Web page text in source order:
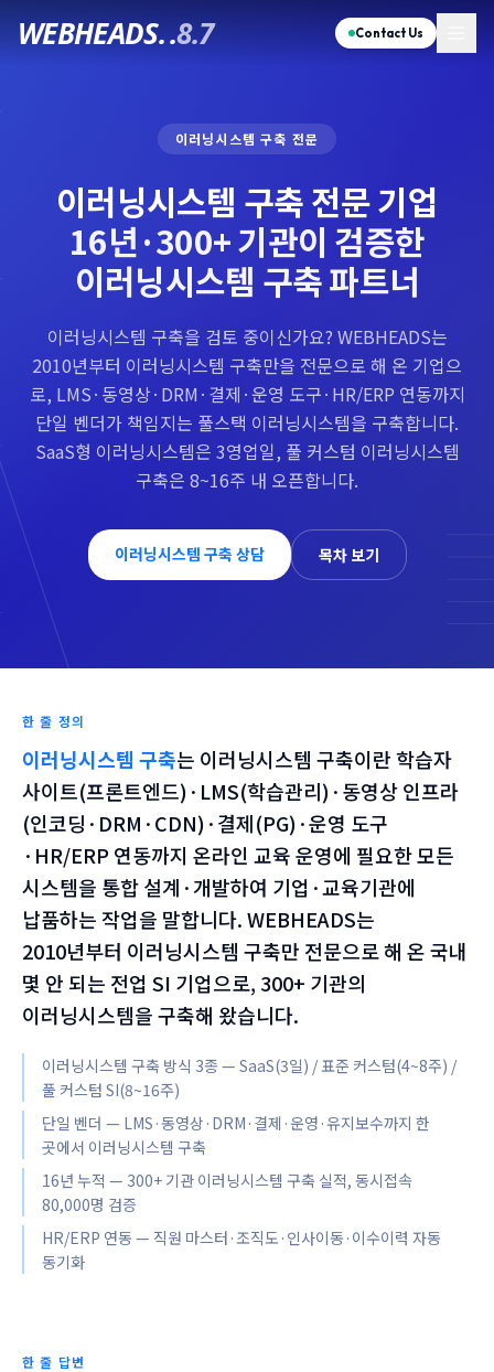
WEBHEADS..8.7 Contact Us
이러닝시스템 구축 전문
이러닝시스템 구축 전문 기업
16년·300+ 기관이 검증한
이러닝시스템 구축 파트너
이러닝시스템 구축을 검토 중이신가요? WEBHEADS는
2010년부터 이러닝시스템 구축만을 전문으로 해 온 기업으
로, LMS·동영상·DRM·결제·운영 도구·HR/ERP 연동까지
단일 벤더가 책임지는 풀스택 이러닝시스템을 구축합니다.
SaaS형 이러닝시스템은 3영업일, 풀 커스텀 이러닝시스템
구축은 8~16주 내 오픈합니다.
이러닝시스템 구축 상담 목차 보기
한 줄 정의
이러닝시스템 구축는 이러닝시스템 구축이란 학습자
사이트(프론트엔드)·LMS(학습관리)·동영상 인프라
(인코딩·DRM·CDN)·결제(PG)·운영 도구
·HR/ERP 연동까지 온라인 교육 운영에 필요한 모든
시스템을 통합 설계·개발하여 기업·교육기관에
납품하는 작업을 말합니다. WEBHEADS는
2010년부터 이러닝시스템 구축만 전문으로 해 온 국내
몇 안 되는 전업 SI 기업으로, 300+ 기관의
이러닝시스템을 구축해 왔습니다.
이러닝시스템 구축 방식 3종 — SaaS(3일) / 표준 커스텀(4~8주) /
풀 커스텀 SI(8~16주)
단일 벤더 — LMS·동영상·DRM·결제·운영·유지보수까지 한
곳에서 이러닝시스템 구축
16년 누적 — 300+ 기관 이러닝시스템 구축 실적, 동시접속
80,000명 검증
HR/ERP 연동 — 직원 마스터·조직도·인사이동·이수이력 자동
동기화
한 줄 답변